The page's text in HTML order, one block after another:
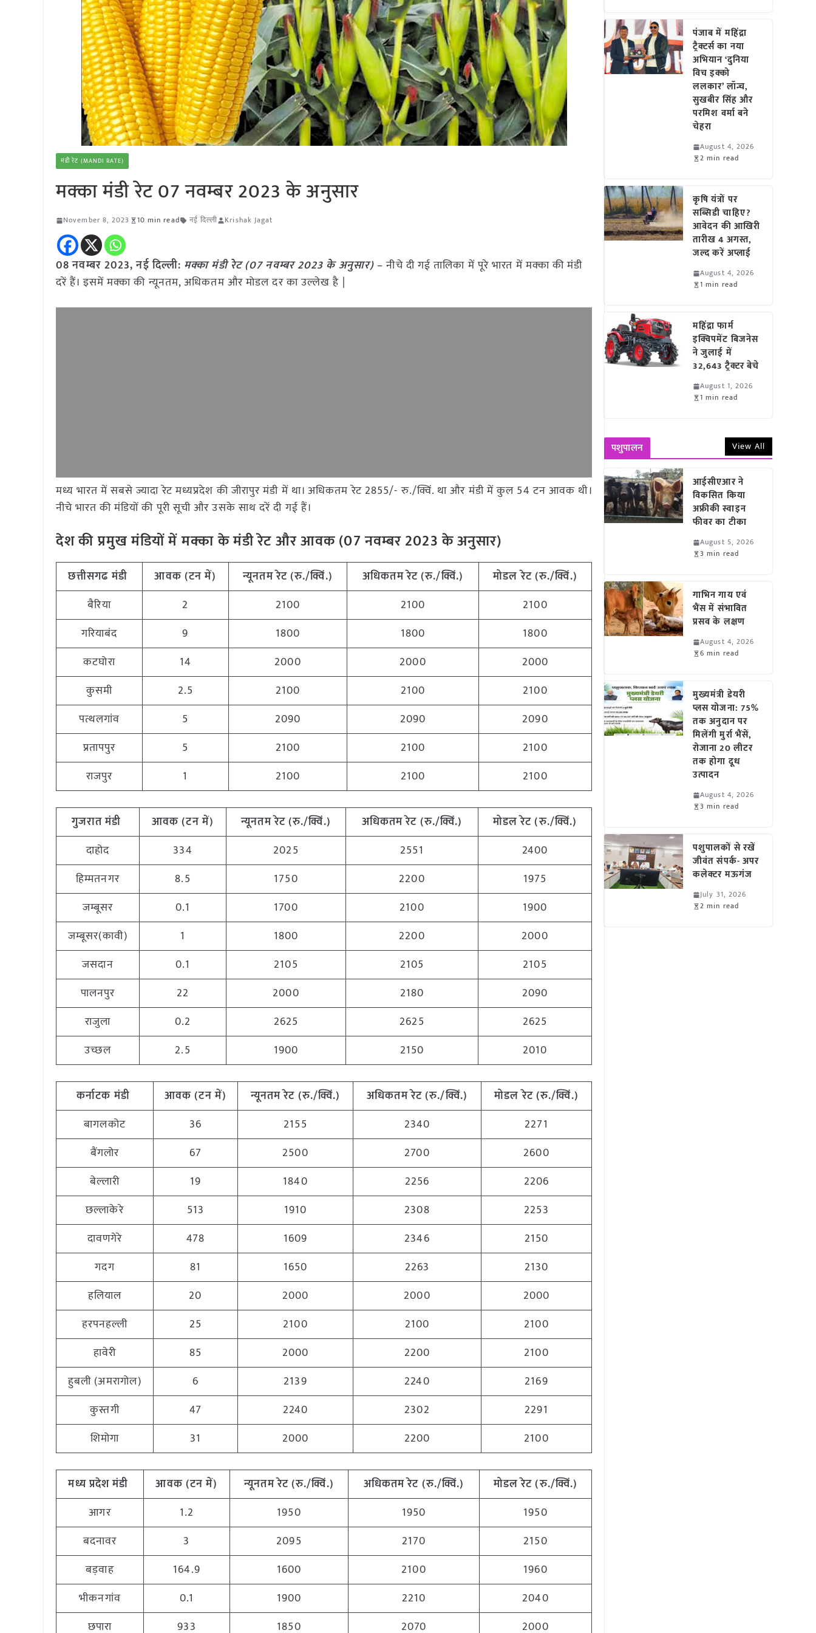
मंडी रेट (MANDI RATE)
मक्का मंडी रेट 07 नवम्बर 2023 के अनुसार
November 8, 2023 10 min read नई दिल्ली Krishak Jagat
08 नवम्बर 2023, नई दिल्ली: मक्कामंडी रेट (07 नवम्बर2023 के अनुसार) – नीचे दी गई तालिका में पूरे भारत में मक्का की मंडी
दरें हैं। इसमें मक्का की न्यूनतम, अधिकतम और मोडल दर का उल्लेख है |
मध्य भारत में सबसे ज्यादा रेट मध्यप्रदेश की जीरापुर मंडी में था। अधिकतम रेट 2855/- रु./क्विं. था और मंडी में कुल 54 टन आवक थी।
नीचे भारत की मंडियों की पूरी सूची और उसके साथ दरें दी गई हैं।
देश की प्रमुख मंडियों में मक्काके मंडी रेट और आवक (07 नवम्बर 2023 के अनुसार)
छत्तीसगढमंडी आवक(टन में) न्यूनतमरेट(रु./क्विं.) अधिकतमरेट(रु./क्विं.) मोडल रेट(रु./क्विं.)
बैरिया
2 2100 2100
2100
गरियाबंद
9 1800 1800
1800
कटघोरा
14 2000 2000
2000
कुसमी
2.5 2100 2100
2100
पत्थलगांव
5 2090 2090
2090
प्रतापपुर
5 2100 2100
2100
राजपुर
1 2100 2100 2100
गुजरातमंडी आवक(टनमें) न्यूनतमरेट(रु./क्विं.) अधिकतमरेट (रु./क्विं.) मोडल रेट(रु./क्विं.)
दाहोद
334 2025 2551
2400
हिम्मतनगर
8.5 1750 2200
1975
जम्बूसर
0.1 1700 2100
1900
जम्बूसर(कावी)
1 1800 2200
2000
जसदान
0.1 2105 2105
2105
पालनपुर
22 2000 2180
2090
राजुला
0.2 2625 2625
2625
उच्छल
2.5 1900 2150 2010
कर्नाटकमंडी आवक(टनमें) न्यूनतमरेट (रु./क्विं.) अधिकतमरेट(रु./क्विं.) मोडल रेट(रु./क्विं.)
बागलकोट
36 2155 2340
2271
बैंगलोर
67 2500 2700
2600
बेल्लारी
19 1840 2256
2206
छल्लाकेरे
513 1910 2308
2253
दावणगेरे
478 1609 2346
2150
गदग
81 1650 2263
2130
हलियाल
20 2000 2000
2000
हरपनहल्ली
25 2100 2100
2100
हावेरी
85 2000 2200
2100
हुबली (अमरागोल)
6 2139 2240
2169
कुस्तगी
47 2240 2302
2291
शिमोगा
31 2000 2200 2100
मध्यप्रदेशमंडी आवक(टन में) न्यूनतमरेट(रु./क्विं.) अधिकतमरेट (रु./क्विं.) मोडल रेट(रु./क्विं.)
आगर
1.2 1950 1950
1950
बदनावर
3 2095 2170
2150
बड़वाह
164.9 1600 2100
1960
भीकनगांव
0.1 1900 2210
2040
छपारा
933 1850 2070
2000
पंजाब में महिंद्रा
ट्रैक्टर्स का नया
अभियान ‘दुनिया
विच इक्को
ललकार’ लॉन्च,
सुखबीर सिंह और
परमिश वर्मा बने
चेहरा
August 4, 2026
2 min read
कृषि यंत्रों पर
सब्सिडी चाहिए?
आवेदन की आखिरी
तारीख 4 अगस्त,
जल्द करें अप्लाई
August 4, 2026
1 min read
महिंद्रा फार्म
इक्विपमेंट बिजनेस
ने जुलाई में
32,643 ट्रैक्टर बेचे
August 1, 2026
1 min read
पशुपालन View All
आईसीएआर ने
विकसित किया
अफ्रीकी स्वाइन
फीवर का टीका
August 5, 2026
3 min read
गाभिन गाय एवं
भैंस में संभावित
प्रसव के लक्षण
August 4, 2026
6 min read
मुख्यमंत्री डेयरी
प्लस योजना: 75%
तक अनुदान पर
मिलेंगी मुर्रा भैंसें,
रोजाना 20 लीटर
तक होगा दूध
उत्पादन
August 4, 2026
3 min read
पशुपालकों से रखें
जीवंत संपर्क- अपर
कलेक्टर मऊगंज
July 31, 2026
2 min read